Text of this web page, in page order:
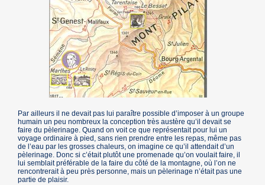
Par ailleurs il ne devait pas lui paraître possible d’imposer à un groupe
humain un peu nombreux la conception très austère qu’il devait se
faire du pèlerinage. Quand on voit ce que représentait pour lui un
voyage ordinaire à pied, sans rien prendre entre les repas, même pas
de l’eau par les grosses chaleurs, on imagine ce qu’il attendait d’un
pèlerinage. Donc si c’était plutôt une promenade qu’on voulait faire, il
lui semblait préférable de la faire du côté de la montagne, où l’on ne
rencontrerait à peu près personne, mais un pèlerinage n’était pas une
partie de plaisir.